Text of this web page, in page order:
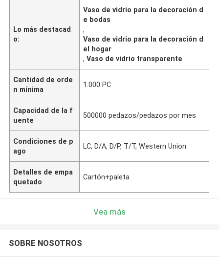
Lo más destacad
o:
Vaso de vidrio para la decoración d
e bodas
,
Vaso de vidrio para la decoración d
el hogar
,Vaso de vidrio transparente
Cantidad de orde
n mínima
1.000 PC
Capacidad de la f
uente
500000 pedazos/pedazos por mes
Condiciones de p
ago
LC, D/A, D/P, T/T, Western Union
Detalles de empa
quetado
Cartón+paleta
Vea más
SOBRE NOSOTROS